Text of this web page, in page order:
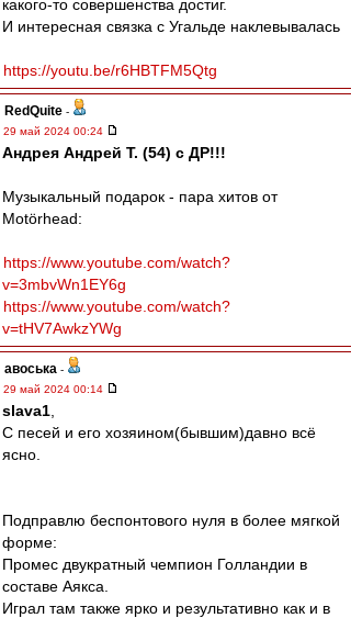
какого-то совершенства достиг.
И интересная связка с Угальде наклевывалась
https://youtu.be/r6HBTFM5Qtg
RedQuite -
29 май 2024 00:24
Андрея Андрей Т. (54) с ДР!!!
Музыкальный подарок - пара хитов от
Motörhead:
https://www.youtube.com/watch?
v=3mbvWn1EY6g
https://www.youtube.com/watch?
v=tHV7AwkzYWg
авоська -
29 май 2024 00:14
slava1
С песей и его хозяином(бывшим)давно всё
ясно.
Подправлю беспонтового нуля в более мягкой
форме:
Промес двукратный чемпион Голландии в
составе Аякса.
Играл там также ярко и результативно как и в